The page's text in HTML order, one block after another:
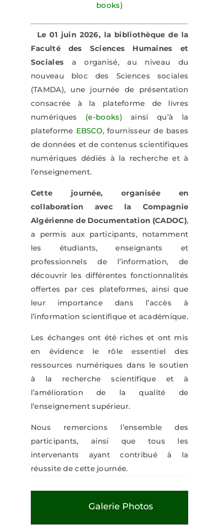
books)
Le 01 juin 2026, la bibliothèque de la
Faculté des Sciences Humaines et
Sociales a organisé, au niveau du
nouveau bloc des Sciences sociales
(TAMDA), une journée de présentation
consacrée à la plateforme de livres
numériques (e-books) ainsi qu’à la
plateforme EBSCO, fournisseur de bases
de données et de contenus scientifiques
numériques dédiés à la recherche et à
l’enseignement.
Cette journée, organisée en
collaboration avec la Compagnie
Algérienne de Documentation (CADOC),
a permis aux participants, notamment
les étudiants, enseignants et
professionnels de l’information, de
découvrir les différentes fonctionnalités
offertes par ces plateformes, ainsi que
leur importance dans l’accès à
l’information scientifique et académique.
Les échanges ont été riches et ont mis
en évidence le rôle essentiel des
ressources numériques dans le soutien
à la recherche scientifique et à
l’amélioration de la qualité de
l’enseignement supérieur.
Nous remercions l’ensemble des
participants, ainsi que tous les
intervenants ayant contribué à la
réussite de cette journée.
Galerie Photos